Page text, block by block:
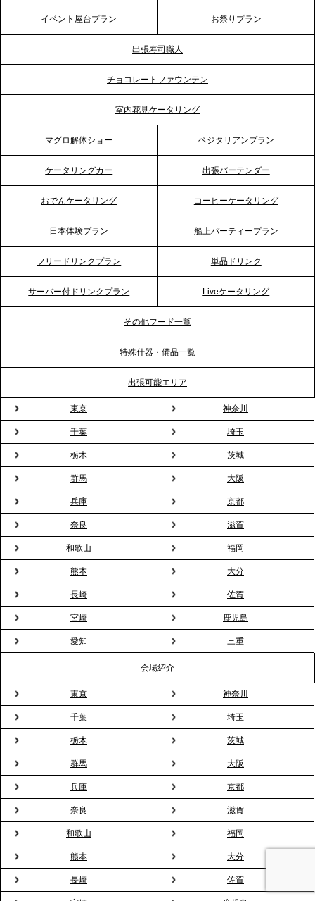
2026.5.12
プレスリリースのご案内｜ケータリングのセカンド
2026.4.21
プレスリリースのご案内｜「温かな食」が会話のス
イッチに。新入社員研修で《食体験としてのケータ
プレスリリースのご案内｜ケータリングのセカンド
テーブル、横浜事務所を新設。神奈川エリアのサー
ビス提供体制を強化し、質の高い「場づくり」をサ
TBS「Nスタ」で、2ndTable「1DISH」の花見オー
ドブルが紹介されました
2026.3.23
プレスリリースのご案内｜入社式の“そのまま懇親
会”が企業で広がる。 新入社員の交流を支える『オフ
ィスケータリング』という新しい活用法
2026.3.20
NHK「ニュースウオッチ9」で、2ndTable「室内花
見」が紹介されました
2026.3.16
プレスリリースのご案内｜2026年、春の親睦は「花
粉レス」な室内花見。福利厚生としても注目され
る、快適で新しいお花見体験
2026.3.5
プレスリリースのご案内｜「室内お花見」の法人利
用が前年比4倍に急増。オフィスに桜が届く福利厚生
の新定番
2026.2.13
プレスリリースのご案内｜オフィスが「１日限定の
バー」に！福利厚生・社内交流を格上げする《出張
バーテンダー》サービスを開始
2026.1.26
プレスリリースのご案内｜もう「義理チョコ」で悩
イベント屋台プラン お祭りプラン
出張寿司職人
チョコレートファウンテン
室内花見ケータリング
マグロ解体ショー ベジタリアンプラン
ケータリングカー 出張バーテンダー
おでんケータリング コーヒーケータリング
日本体験プラン 船上パーティープラン
フリードリンクプラン 単品ドリンク
サーバー付ドリンクプラン Liveケータリング
その他フード一覧
特殊什器・備品一覧
出張可能エリア
東京 神奈川
千葉 埼玉
栃木 茨城
群馬 大阪
兵庫 京都
奈良 滋賀
和歌山 福岡
熊本 大分
長崎 佐賀
宮崎 鹿児島
愛知 三重
会場紹介
東京 神奈川
千葉 埼玉
栃木 茨城
群馬 大阪
兵庫 京都
奈良 滋賀
和歌山 福岡
熊本 大分
長崎 佐賀